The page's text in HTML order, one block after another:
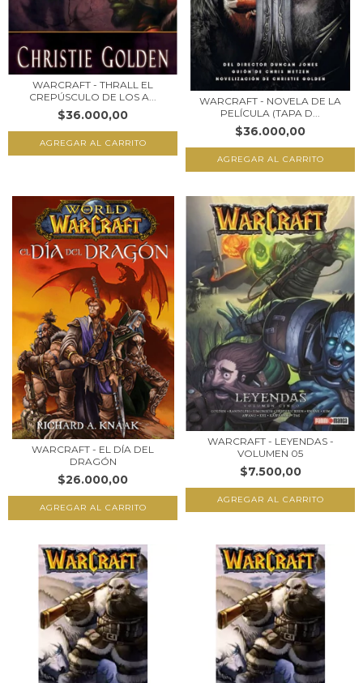
WARCRAFT - THRALL EL
CREPÚSCULO DE LOS A...
$36.000,00
WARCRAFT - NOVELA DE LA
PELÍCULA (TAPA D...
$36.000,00
WARCRAFT - EL DÍA DEL
DRAGÓN
$26.000,00
WARCRAFT - LEYENDAS -
VOLUMEN 05
$7.500,00